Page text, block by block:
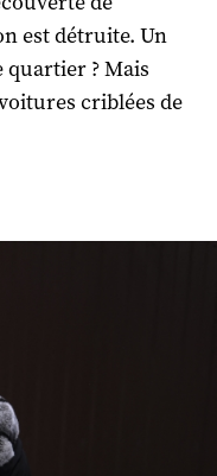
est détruite. Un
? Mais
criblées de